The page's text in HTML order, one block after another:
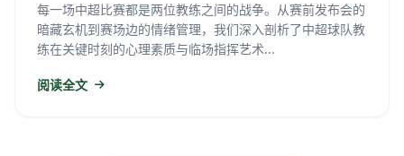
每一场中超比赛都是两位教练之间的战争。从赛前发布会的
暗藏玄机到赛场边的情绪管理，我们深入剖析了中超球队教
练在关键时刻的心理素质与临场指挥艺术...
阅读全文